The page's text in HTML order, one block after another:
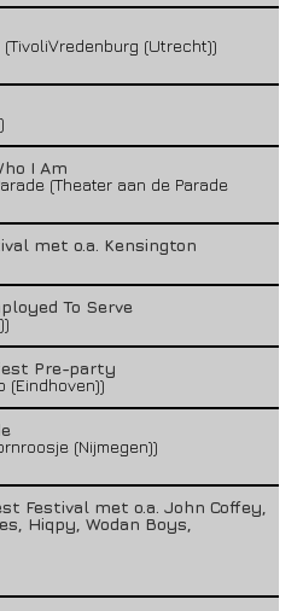
(Utrecht))
I Am
(Theater aan de Parade
met o.a. Kensington
To Serve
Pre-party
(Eindhoven))
(Nijmegen))
Festival met o.a. John Coffey,
Hiqpy, Wodan Boys,